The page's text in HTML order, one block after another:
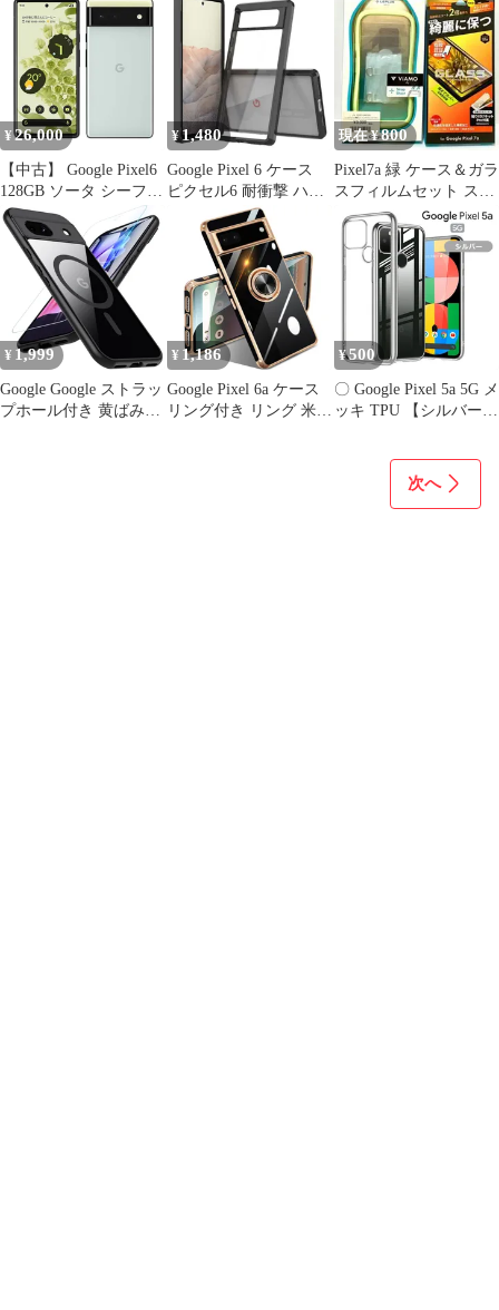
¥ 26,000
【中古】 Google Pixel6
128GB ソータ シーフォ
ーム SIMフリー 本体 au
Aランク スマホ【送料
無料】 gp6a128gr8mtm
¥ 1,480
Google Pixel 6 ケース
ピクセル6 耐衝撃 ハイ
ブリット クリア ケース
【Color】 ブラック
現在 ¥800
Pixel7a 緑 ケース＆ガラ
スフィルムセット スー
パークリアVIAMOfly
¥ 1,999
Google Google ストラッ
プホール付き 黄ばみな
¥ 1,186
Google Pixel 6a ケース
リング付き リング 米軍
¥500
〇 Google Pixel 5a 5G メ
ッキ TPU 【シルバー】
次へ